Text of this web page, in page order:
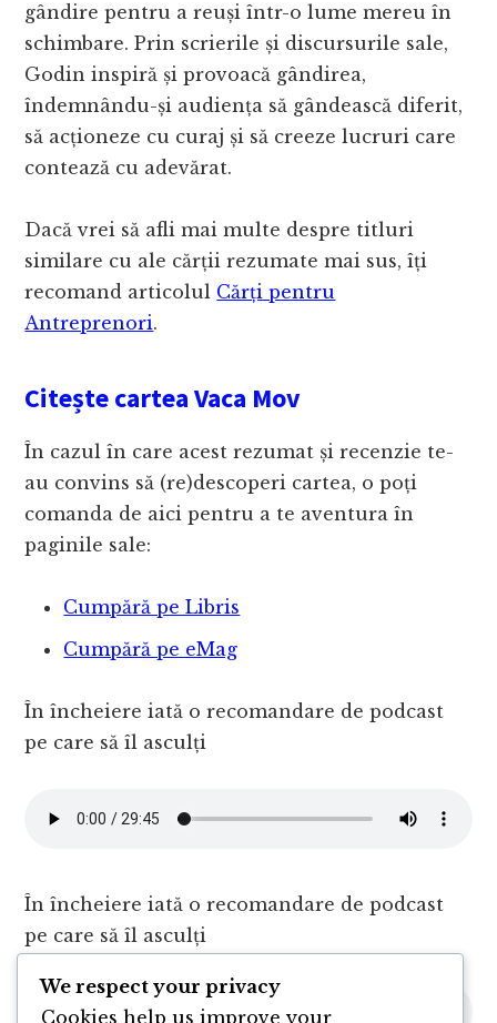
gândire pentru a reuși într-o lume mereu în
schimbare. Prin scrierile și discursurile sale,
Godin inspiră și provoacă gândirea,
îndemnându-și audiența să gândească diferit,
să acționeze cu curaj și să creeze lucruri care
contează cu adevărat.
Dacă vrei să afli mai multe despre titluri
similare cu ale cărții rezumate mai sus, îți
recomand articolul Cărți pentru
Antreprenori.
Citește cartea Vaca Mov
În cazul în care acest rezumat și recenzie te-
au convins să (re)descoperi cartea, o poți
comanda de aici pentru a te aventura în
paginile sale:
Cumpără pe Libris
Cumpără pe eMag
În încheiere iată o recomandare de podcast
pe care să îl asculți
În încheiere iată o recomandare de podcast
pe care să îl asculți
We respect your privacy
Cookies help us improve your